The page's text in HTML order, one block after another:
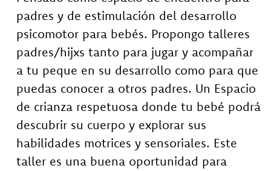
padres y de estimulación del desarrollo
psicomotor para bebés. Propongo talleres
padres/hijxs tanto para jugar y acompañar
a tu peque en su desarrollo como para que
puedas conocer a otros padres. Un Espacio
de crianza respetuosa donde tu bebé podrá
descubrir su cuerpo y explorar sus
habilidades motrices y sensoriales. Este
taller es una buena oportunidad para